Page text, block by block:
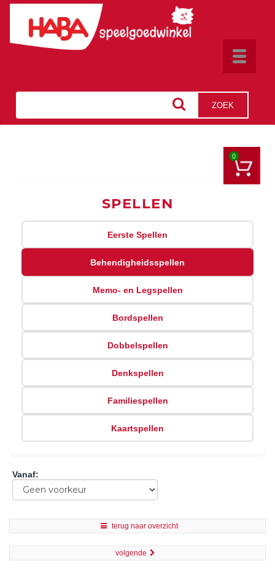
Toggle
ZOEK
0
SPELLEN
Eerste Spellen
Behendigheidsspellen
Memo- en Legspellen
Bordspellen
Dobbelspellen
Denkspellen
Familiespellen
Kaartspellen
Vanaf:
terug naar overzicht
volgende